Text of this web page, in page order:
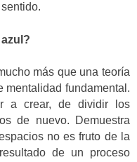
más que una teoría
mentalidad fundamental.
a crear, de dividir los
de nuevo. Demuestra
no es fruto de la
de un proceso